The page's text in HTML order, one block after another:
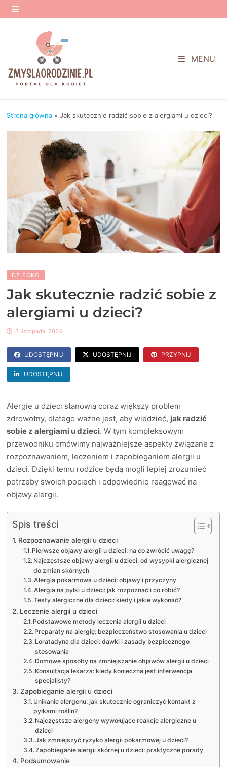
Przejdź
do
MENU
MENU
Strona główna »Jak skutecznie radzić sobie z alergiami u dzieci?
DZIECKO
Jak skutecznie radzić sobie z
alergiami u dzieci?
3 listopada, 2024
UDOSTĘPNIJ UDOSTĘPNIJ PRZYPNIJ
UDOSTĘPNIJ
Alergie u dzieci stanowią coraz większy problem
zdrowotny, dlatego ważne jest, aby wiedzieć, jak radzić
sobie z alergiami u dzieci. W tym kompleksowym
przewodniku omówimy najważniejsze aspekty związane z
rozpoznawaniem, leczeniem i zapobieganiem alergii u
dzieci. Dzięki temu rodzice będą mogli lepiej zrozumieć
potrzeby swoich pociech i odpowiednio reagować na
objawy alergii.
Spis treści
Rozpoznawanie alergii u dzieci
Pierwsze objawy alergii u dzieci: na co zwrócić uwagę?
Najczęstsze objawy alergii u dzieci: od wysypki alergicznej
do zmian skórnych
Alergia pokarmowa u dzieci: objawy i przyczyny
Alergia na pyłki u dzieci: jak rozpoznać i co robić?
Testy alergiczne dla dzieci: kiedy i jakie wykonać?
Leczenie alergii u dzieci
Podstawowe metody leczenia alergii u dzieci
Preparaty na alergię: bezpieczeństwo stosowania u dzieci
Loratadyna dla dzieci: dawki i zasady bezpiecznego
stosowania
Domowe sposoby na zmniejszanie objawów alergii u dzieci
Konsultacja lekarza: kiedy konieczna jest interwencja
specjalisty?
Zapobieganie alergii u dzieci
Unikanie alergenu: jak skutecznie ograniczyć kontakt z
pyłkami roślin?
Najczęstsze alergeny wywołujące reakcje alergiczne u
dzieci
Jak zmniejszyć ryzyko alergii pokarmowej u dzieci?
Zapobieganie alergii skórnej u dzieci: praktyczne porady
Podsumowanie